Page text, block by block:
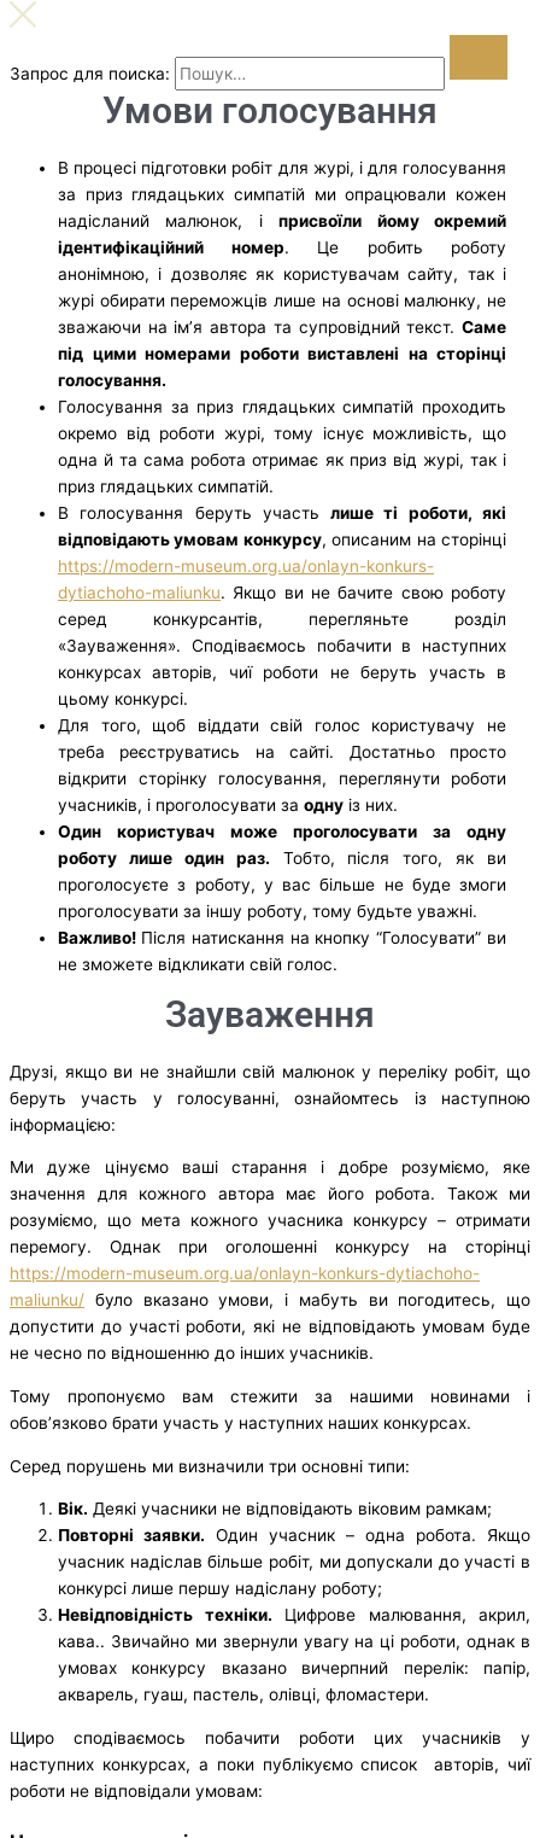
Запрос для поиска:
Умови голосування
В процесі підготовки робіт для журі, і для голосування
за приз глядацьких симпатій ми опрацювали кожен
надісланий малюнок, іприсвоїли йому окремий
ідентифікаційний номер. Це робить роботу
анонімною, і дозволяє як користувачам сайту, так і
журі обирати переможців лише на основі малюнку, не
зважаючи на ім’я автора та супровідний текст. Саме
під цими номерами роботи виставлені на сторінці
голосування.
Голосування за приз глядацьких симпатій проходить
окремо від роботи журі, тому існує можливість, що
одна й та сама робота отримає як приз від журі, так і
приз глядацьких симпатій.
В голосування беруть участьлише ті роботи, які
відповідають умовам конкурсу, описаним на сторінці
https://modern-museum.org.ua/onlayn-konkurs-
dytiachoho-maliunku. Якщо ви не бачите свою роботу
серед конкурсантів, перегляньте розділ
«Зауваження». Сподіваємось побачити в наступних
конкурсах авторів, чиї роботи не беруть участь в
цьому конкурсі.
Для того, щоб віддати свій голос користувачу не
треба реєструватись на сайті. Достатньо просто
відкрити сторінку голосування, переглянути роботи
учасників, і проголосувати за одну із них.
Один користувач може проголосувати за одну
роботу лише один раз. Тобто, після того, як ви
проголосуєте з роботу, у вас більше не буде змоги
проголосувати за іншу роботу, тому будьте уважні.
Важливо! Після натискання на кнопку “Голосувати” ви
не зможете відкликати свій голос.
Зауваження
Друзі, якщо ви не знайшли свій малюнок у переліку робіт, що
беруть участь у голосуванні, ознайомтесь із наступною
інформацією:
Ми дуже цінуємо ваші старання і добре розуміємо, яке
значення для кожного автора має його робота. Також ми
розуміємо, що мета кожного учасника конкурсу – отримати
перемогу. Однак при оголошенні конкурсу на сторінці
https://modern-museum.org.ua/onlayn-konkurs-dytiachoho-
maliunku/ було вказано умови, і мабуть ви погодитесь, що
допустити до участі роботи, які не відповідають умовам буде
не чесно по відношенню до інших учасників.
Тому пропонуємо вам стежити за нашими новинами і
обов’язково брати участь у наступних наших конкурсах.
Серед порушень ми визначили три основні типи:
Вік. Деякі учасники не відповідають віковим рамкам;
Повторні заявки. Один учасник – одна робота. Якщо
учасник надіслав більше робіт, ми допускали до участі в
конкурсі лише першу надіслану роботу;
Невідповідність техніки. Цифрове малювання, акрил,
кава.. Звичайно ми звернули увагу на ці роботи, однак в
умовах конкурсу вказано вичерпний перелік: папір,
акварель, гуаш, пастель, олівці, фломастери.
Щиро сподіваємось побачити роботи цих учасників у
наступних конкурсах, а поки публікуємо список авторів, чиї
роботи не відповідали умовам: